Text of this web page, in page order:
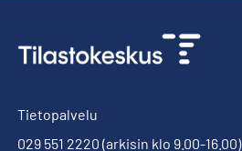
Tietopalvelu
029 551 2220 (arkisin klo 9.00-16.00)